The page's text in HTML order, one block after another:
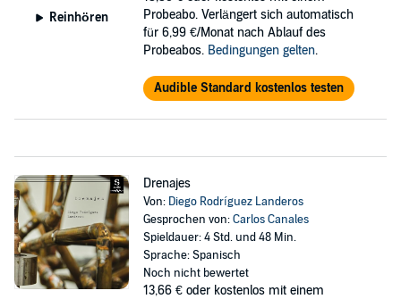
Reinhören
Probeabo. Verlängert sich automatisch
für 6,99 €/Monat nach Ablauf des
Probeabos. Bedingungen gelten.
Audible Standard kostenlos testen
Drenajes
Von: Diego Rodríguez Landeros
Gesprochen von:Carlos Canales
Spieldauer: 4 Std. und 48 Min.
Sprache: Spanisch
Noch nicht bewertet
13,66 € oder kostenlos mit einem